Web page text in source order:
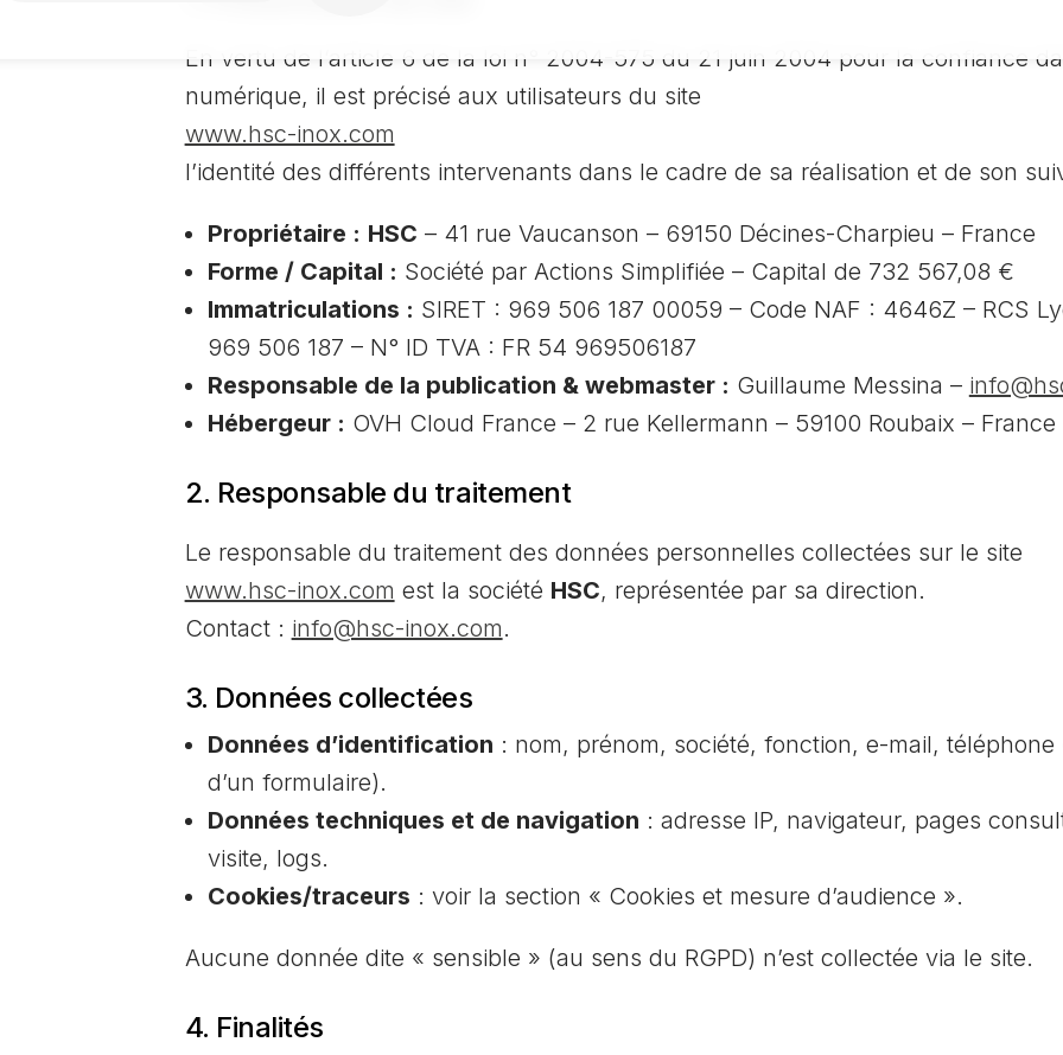
En vertu de l’article 6 de la loi n° 2004-575 du 21 juin 2004 pour la confiance
numérique, il est précisé aux utilisateurs du site
www.hsc-inox.com
l’identité des différents intervenants dans le cadre de sa réalisation et de son
Propriétaire : HSC – 41 rue Vaucanson – 69150 Décines-Charpieu – France
Forme / Capital : Société par Actions Simplifiée – Capital de 732 567,08 €
Immatriculations : SIRET : 969 506 187 00059 – Code NAF : 4646Z – RCS
969 506 187 – N° ID TVA : FR 54 969506187
Responsable de la publication & webmaster : Guillaume Messina –
Hébergeur : OVH Cloud France – 2 rue Kellermann – 59100 Roubaix – France
2. Responsable du traitement
Le responsable du traitement des données personnelles collectées sur le site
www.hsc-inox.com est la société HSC, représentée par sa direction.
Contact : info@hsc-inox.com.
3. Données collectées
Données d’identification : nom, prénom, société, fonction, e-mail, téléphone
d’un formulaire).
Données techniques et de navigation : adresse IP, navigateur, pages
visite, logs.
Cookies/traceurs : voir la section « Cookies et mesure d’audience ».
Aucune donnée dite « sensible » (au sens du RGPD) n’est collectée via le site.
4. Finalités